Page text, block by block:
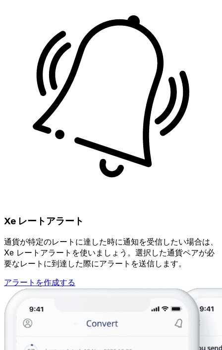
Xe レートアラート
通貨が特定のレートに達した時に通知を受信したい場合は、
Xe レートアラートを使いましょう。選択した通貨ペアが必
要なレートに到達した際にアラートを送信します。
アラートを作成する